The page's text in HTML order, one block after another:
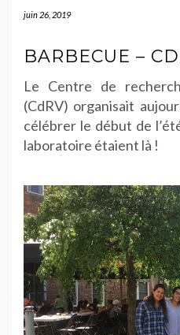
juin 26, 2019
BARBECUE –
Le Centre de
(CdRV) organisait
célébrer le début de
laboratoire étaient là !